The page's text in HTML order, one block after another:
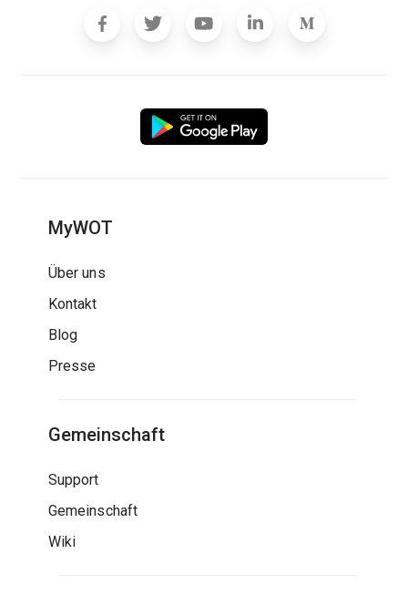
MyWOT
Über uns
Kontakt
Blog
Presse
Gemeinschaft
Support
Gemeinschaft
Wiki